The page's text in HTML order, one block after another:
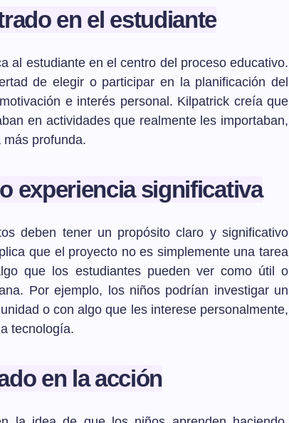
en el estudiante
al estudiante en el centro del proceso educativo.
de elegir o participar en la planificación del
e interés personal. Kilpatrick creía que
en actividades que realmente les importaban,
profunda.
experiencia significativa
deben tener un propósito claro y significativo
que el proyecto no es simplemente una tarea
que los estudiantes pueden ver como útil o
Por ejemplo, los niños podrían investigar un
o con algo que les interese personalmente,
tecnología.
en la acción